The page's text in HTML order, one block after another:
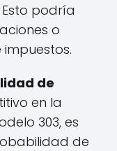
podría
o
de
en la
303, es
de